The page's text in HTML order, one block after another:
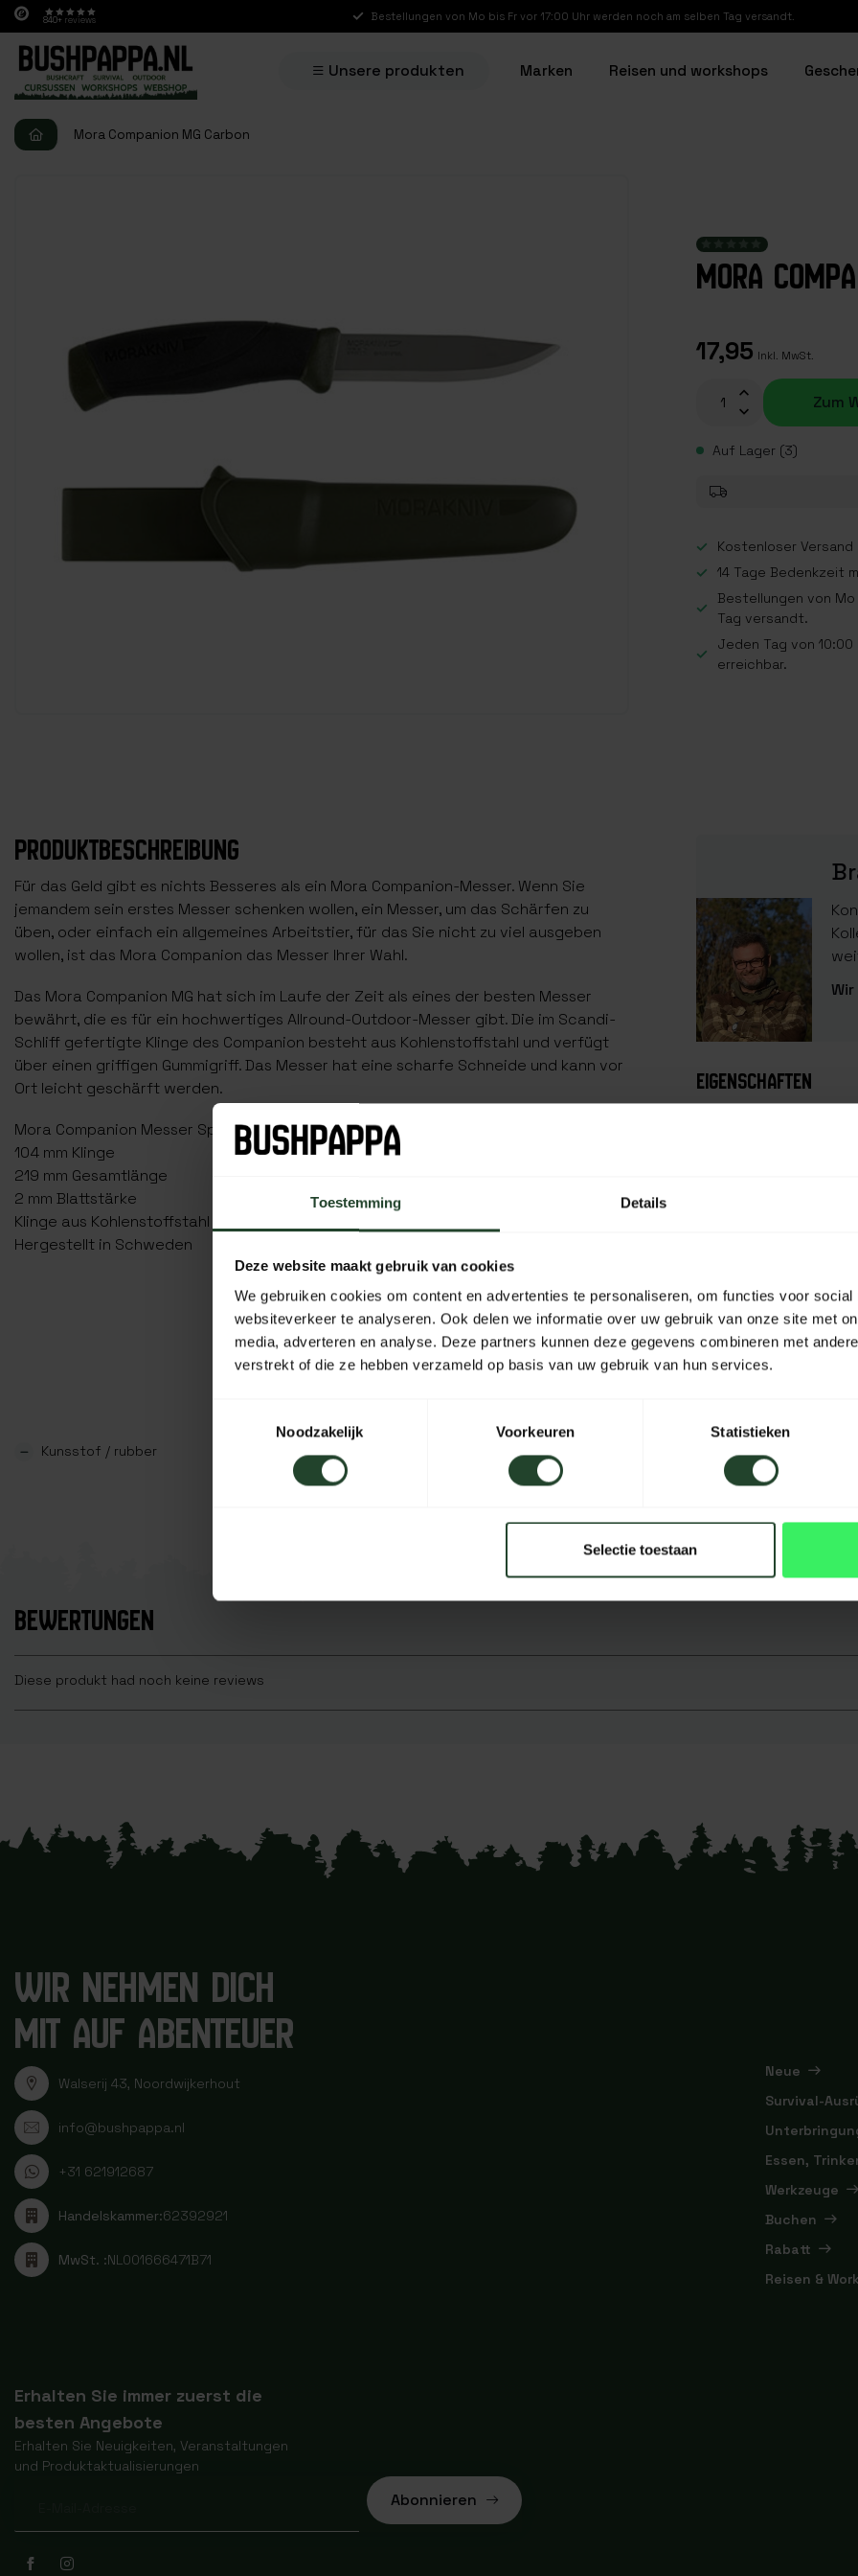
Toestemming Details
Deze website maakt gebruik van cookies
We gebruiken cookies om content en advertenties te personaliseren, om functies voor social
websiteverkeer te analyseren. Ook delen we informatie over uw gebruik van onze site met
media, adverteren en analyse. Deze partners kunnen deze gegevens combineren met
verstrekt of die ze hebben verzameld op basis van uw gebruik van hun services.
Noodzakelijk
Voorkeuren Statistieken
Selectie toestaan
840+ reviews Bestellungen von Mo bis Fr vor 17:00 Uhr werden noch am selben Tag versandt.
Unsere produkten Marken Reisen und workshops
Mora Companion MG Carbon
MORA
17,95 Inkl. MwSt.
Zum
Auf Lager (3)
Kostenloser Versand
14 Tage Bedenkzeit
Bestellungen von Mo
Tag versandt.
Jeden Tag von
erreichbar.
PRODUKTBESCHREIBUNG
Für das Geld gibt es nichts Besseres als ein Mora Companion-Messer. Wenn Sie
jemandem sein erstes Messer schenken wollen, ein Messer, um das Schärfen zu
üben, oder einfach ein allgemeines Arbeitstier, für das Sie nicht zu viel ausgeben
wollen, ist das Mora Companion das Messer Ihrer Wahl.
Das Mora Companion MG hat sich im Laufe der Zeit als eines der besten Messer
bewährt, die es für ein hochwertiges Allround-Outdoor-Messer gibt. Die im Scandi-
Schliff gefertigte Klinge des Companion besteht aus Kohlenstoffstahl und verfügt
über einen griffigen Gummigriff. Das Messer hat eine scharfe Schneide und kann vor
Ort leicht geschärft werden.
Mora Companion Messer Spezifikationen
104 mm Klinge
219 mm Gesamtlänge
2 mm Blattstärke
Klinge aus Kohlenstoffstahl
Hergestellt in Schweden
EIGENSCHAFTEN
Höhe
Inhalt
Kunsstof / rubber
BEWERTUNGEN
Diese produkt had noch keine reviews
WIR NEHMEN DICH
MIT AUF ABENTEUER
Walserij 43, Noordwijkerhout
info@bushpappa.nl
+31 621912687
Handelskammer:62392921
MwSt. :NL001666471B71
Neue
Survival-
Essen,
Werkzeuge
Buchen
Rabatt
Reisen &
Erhalten Sie immer zuerst die
besten Angebote
Erhalten Sie Neuigkeiten, Veranstaltungen
und Produktaktualisierungen
Abonnieren